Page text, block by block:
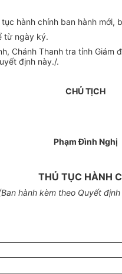
hành chính ban hành
từ ngày ký.
Chánh Thanh tra tỉnh
định này./.
CHỦ TỊCH
Phạm Đình Nghị
THỦ TỤC HÀNH
hành kèm theo Quyết định